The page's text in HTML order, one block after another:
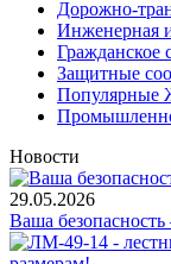
Дорожно-
Инженерная
Гражданское
Защитные
Популярные
Новости
29.05.2026
Ваша